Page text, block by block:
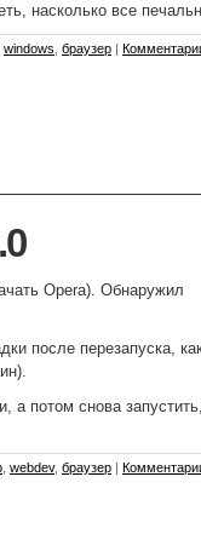
насколько все
windows браузер |
Opera). Обнаружил
после перезапуска,
а потом снова
webdev, браузер |